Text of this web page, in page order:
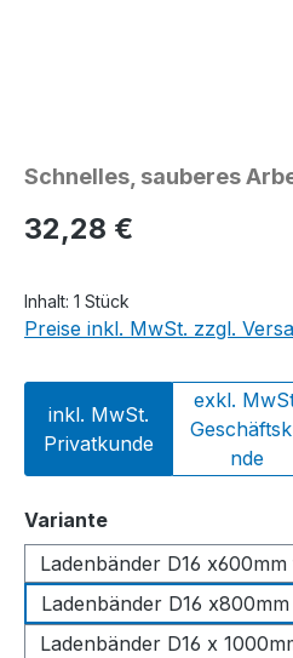
Schnelles, sauberes
Regulärer Preis:
32,28 €
Inhalt: 1 Stück
Preise inkl. MwSt. zzgl.
inkl. MwSt.
Privatkunde
exkl.
nde
Varianteauswählen
Ladenbänder D16
Ladenbänder D16
Ladenbänder D16 x